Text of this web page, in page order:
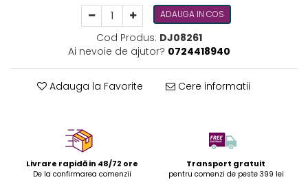
ADAUGA IN COS
Cod Produs: DJ08261
Ai nevoie de ajutor? 0724418940
Adauga la Favorite Cere informatii
Livrare rapidă in 48/72 ore
De la confirmarea comenzii
Transport gratuit
pentru comenzi de peste 399 lei